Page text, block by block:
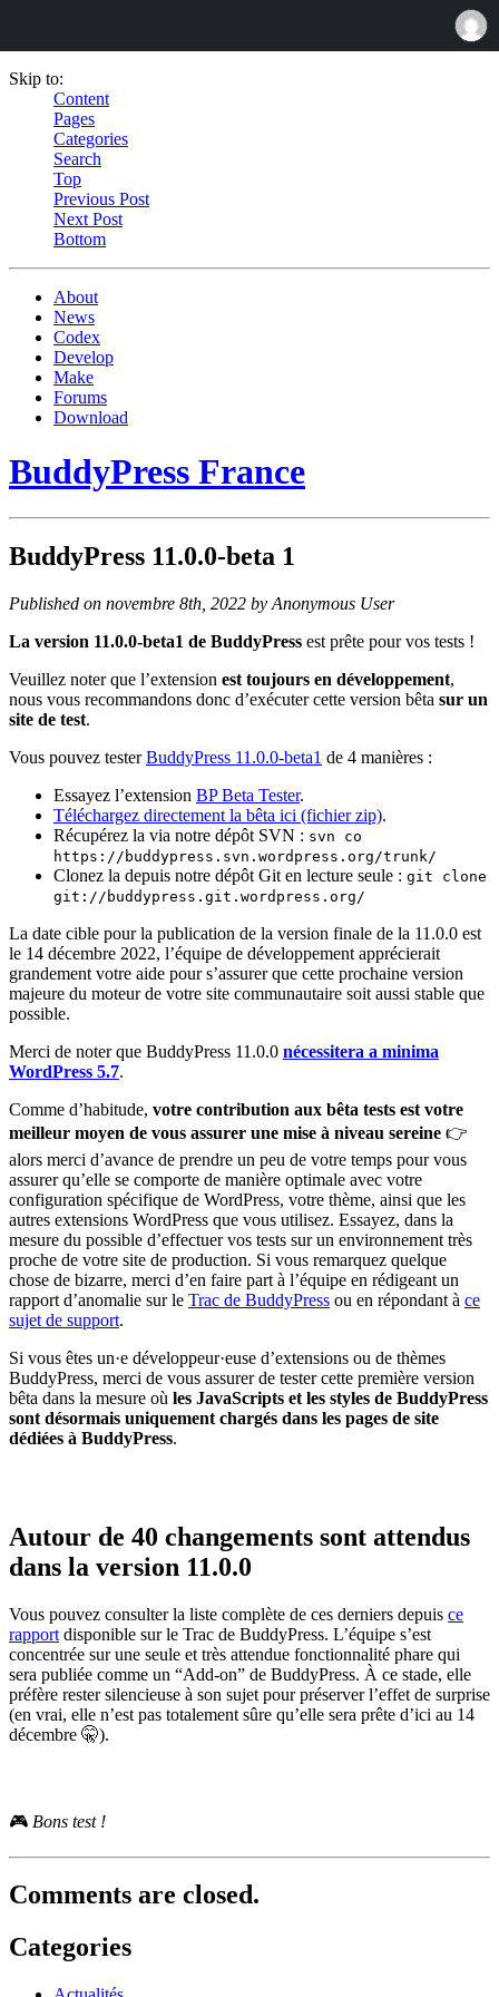
Skip to:
Content
Pages
Categories
Search
Top
Previous Post
Next Post
Bottom
About
News
Codex
Develop
Make
Forums
Download
BuddyPress France
BuddyPress 11.0.0-beta 1
Published on novembre 8th, 2022 by Anonymous User
La version 11.0.0-beta1 de BuddyPress est prête pour vos tests !
Veuillez noter que l’extension est toujours en développement,
nous vous recommandons donc d’exécuter cette version bêta sur un
site de test.
Vous pouvez testerBuddyPress 11.0.0-beta1 de 4 manières :
Essayez l’extension BP Beta Tester.
Téléchargez directement la bêta ici (fichier zip).
Récupérez la via notre dépôt SVN : svn co
https://buddypress.svn.wordpress.org/trunk/
Clonez la depuis notre dépôt Git en lecture seule : git clone
git://buddypress.git.wordpress.org/
La date cible pour la publication de la version finale de la 11.0.0 est
le 14 décembre 2022, l’équipe de développement apprécierait
grandement votre aide pour s’assurer que cette prochaine version
majeure du moteur de votre site communautaire soit aussi stable que
possible.
Merci de noter que BuddyPress 11.0.0 nécessitera a minima
WordPress 5.7.
Comme d’habitude, votre contribution aux bêta tests est votre
meilleur moyen de vous assurer une mise à niveau sereine 👉
alors merci d’avance de prendre un peu de votre temps pour vous
assurer qu’elle se comporte de manière optimale avec votre
configuration spécifique de WordPress, votre thème, ainsi que les
autres extensions WordPress que vous utilisez. Essayez, dans la
mesure du possible d’effectuer vos tests sur un environnement très
proche de votre site de production. Si vous remarquez quelque
chose de bizarre, merci d’en faire part à l’équipe en rédigeant un
rapport d’anomalie sur le Trac de BuddyPress ou en répondant à ce
sujet de support.
Si vous êtes un·e développeur·euse d’extensions ou de thèmes
BuddyPress, merci de vous assurer de tester cette première version
bêta dans la mesure où les JavaScripts et les styles de BuddyPress
sont désormais uniquement chargés dans les pages de site
dédiées à BuddyPress.
Autour de 40 changements sont attendus
dans la version 11.0.0
Vous pouvez consulter la liste complète de ces derniers depuis ce
rapport disponible sur le Trac de BuddyPress. L’équipe s’est
concentrée sur une seule et très attendue fonctionnalité phare qui
sera publiée comme un “Add-on” de BuddyPress. À ce stade, elle
préfère rester silencieuse à son sujet pour préserver l’effet de surprise
(en vrai, elle n’est pas totalement sûre qu’elle sera prête d’ici au 14
décembre 🤫).
🎮 Bons test !
Comments are closed.
Categories